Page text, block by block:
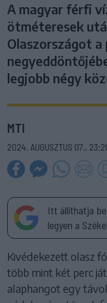
A magyar férfi
ötméteresek
Olaszországot
legjobb négy
MTI
2024. AUGUSZTUS 07.,
Itt állíthatja
legyen a
Kivédekezett olasz
több mint két perc
alaphangot egy